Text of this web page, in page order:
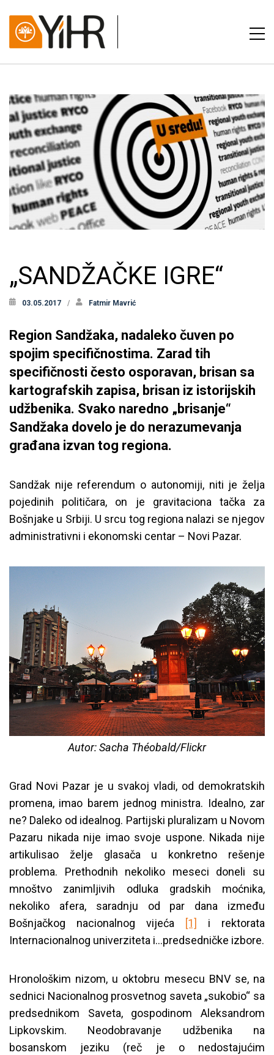
„SANDŽAČKE IGRE“
03.05.2017 Fatmir Mavrić
Region Sandžaka, nadaleko čuven po
spojim specifičnostima. Zarad tih
specifičnosti često osporavan, brisan sa
kartografskih zapisa, brisan iz istorijskih
udžbenika. Svako naredno „brisanje“
Sandžaka dovelo je do nerazumevanja
građana izvan tog regiona.
Sandžak nije referendum o autonomiji, niti je želja
pojedinih političara, on je gravitaciona tačka za
Bošnjake u Srbiji. U srcu tog regiona nalazi se njegov
administrativni i ekonomski centar – Novi Pazar.
Autor: Sacha Théobald/Flickr
Grad Novi Pazar je u svakoj vladi, od demokratskih
promena, imao barem jednog ministra. Idealno, zar
ne? Daleko od idealnog. Partijski pluralizam u Novom
Pazaru nikada nije imao svoje uspone. Nikada nije
artikulisao želje glasača u konkretno rešenje
problema. Prethodnih nekoliko meseci doneli su
mnoštvo zanimljivih odluka gradskih moćnika,
nekoliko afera, saradnju od par dana između
Bošnjačkog nacionalnog vijeća
[1]
i rektorata
Internacionalnog univerziteta i…predsedničke izbore.
Hronološkim nizom, u oktobru mesecu BNV se, na
sednici Nacionalnog prosvetnog saveta „sukobio“ sa
predsednikom Saveta, gospodinom Aleksandrom
Lipkovskim. Neodobravanje udžbenika na
bosanskom jeziku (reč je o nedostajućim